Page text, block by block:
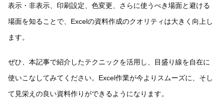
表示・非表示、印刷設定、色変更、さらに使うべき場面と避ける
場面を知ることで、Excelの資料作成のクオリティは大きく向上し
ます。
ぜひ、本記事で紹介したテクニックを活用し、目盛り線を自在に
使いこなしてみてください。Excel作業が今よりスムーズに、そし
て見栄えの良い資料作りができるようになります。